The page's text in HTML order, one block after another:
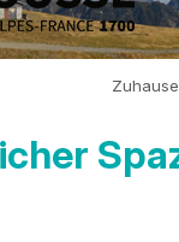
Zuhause